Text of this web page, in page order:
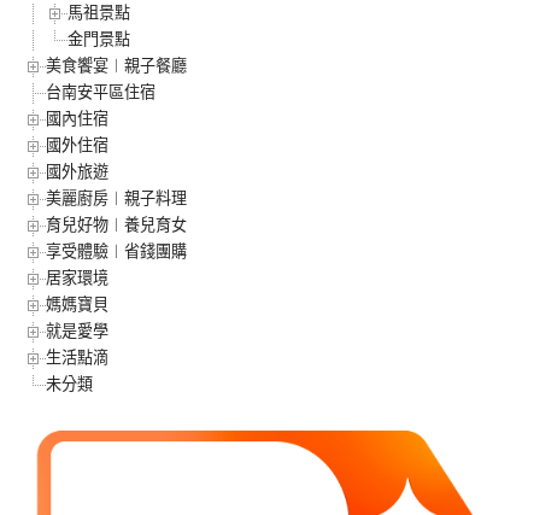
馬祖景點
金門景點
美食饗宴︱親子餐廳
台南安平區住宿
國內住宿
國外住宿
國外旅遊
美麗廚房︱親子料理
育兒好物︱養兒育女
享受體驗︱省錢團購
居家環境
媽媽寶貝
就是愛學
生活點滴
未分類